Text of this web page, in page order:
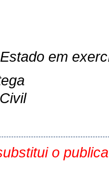
em
o